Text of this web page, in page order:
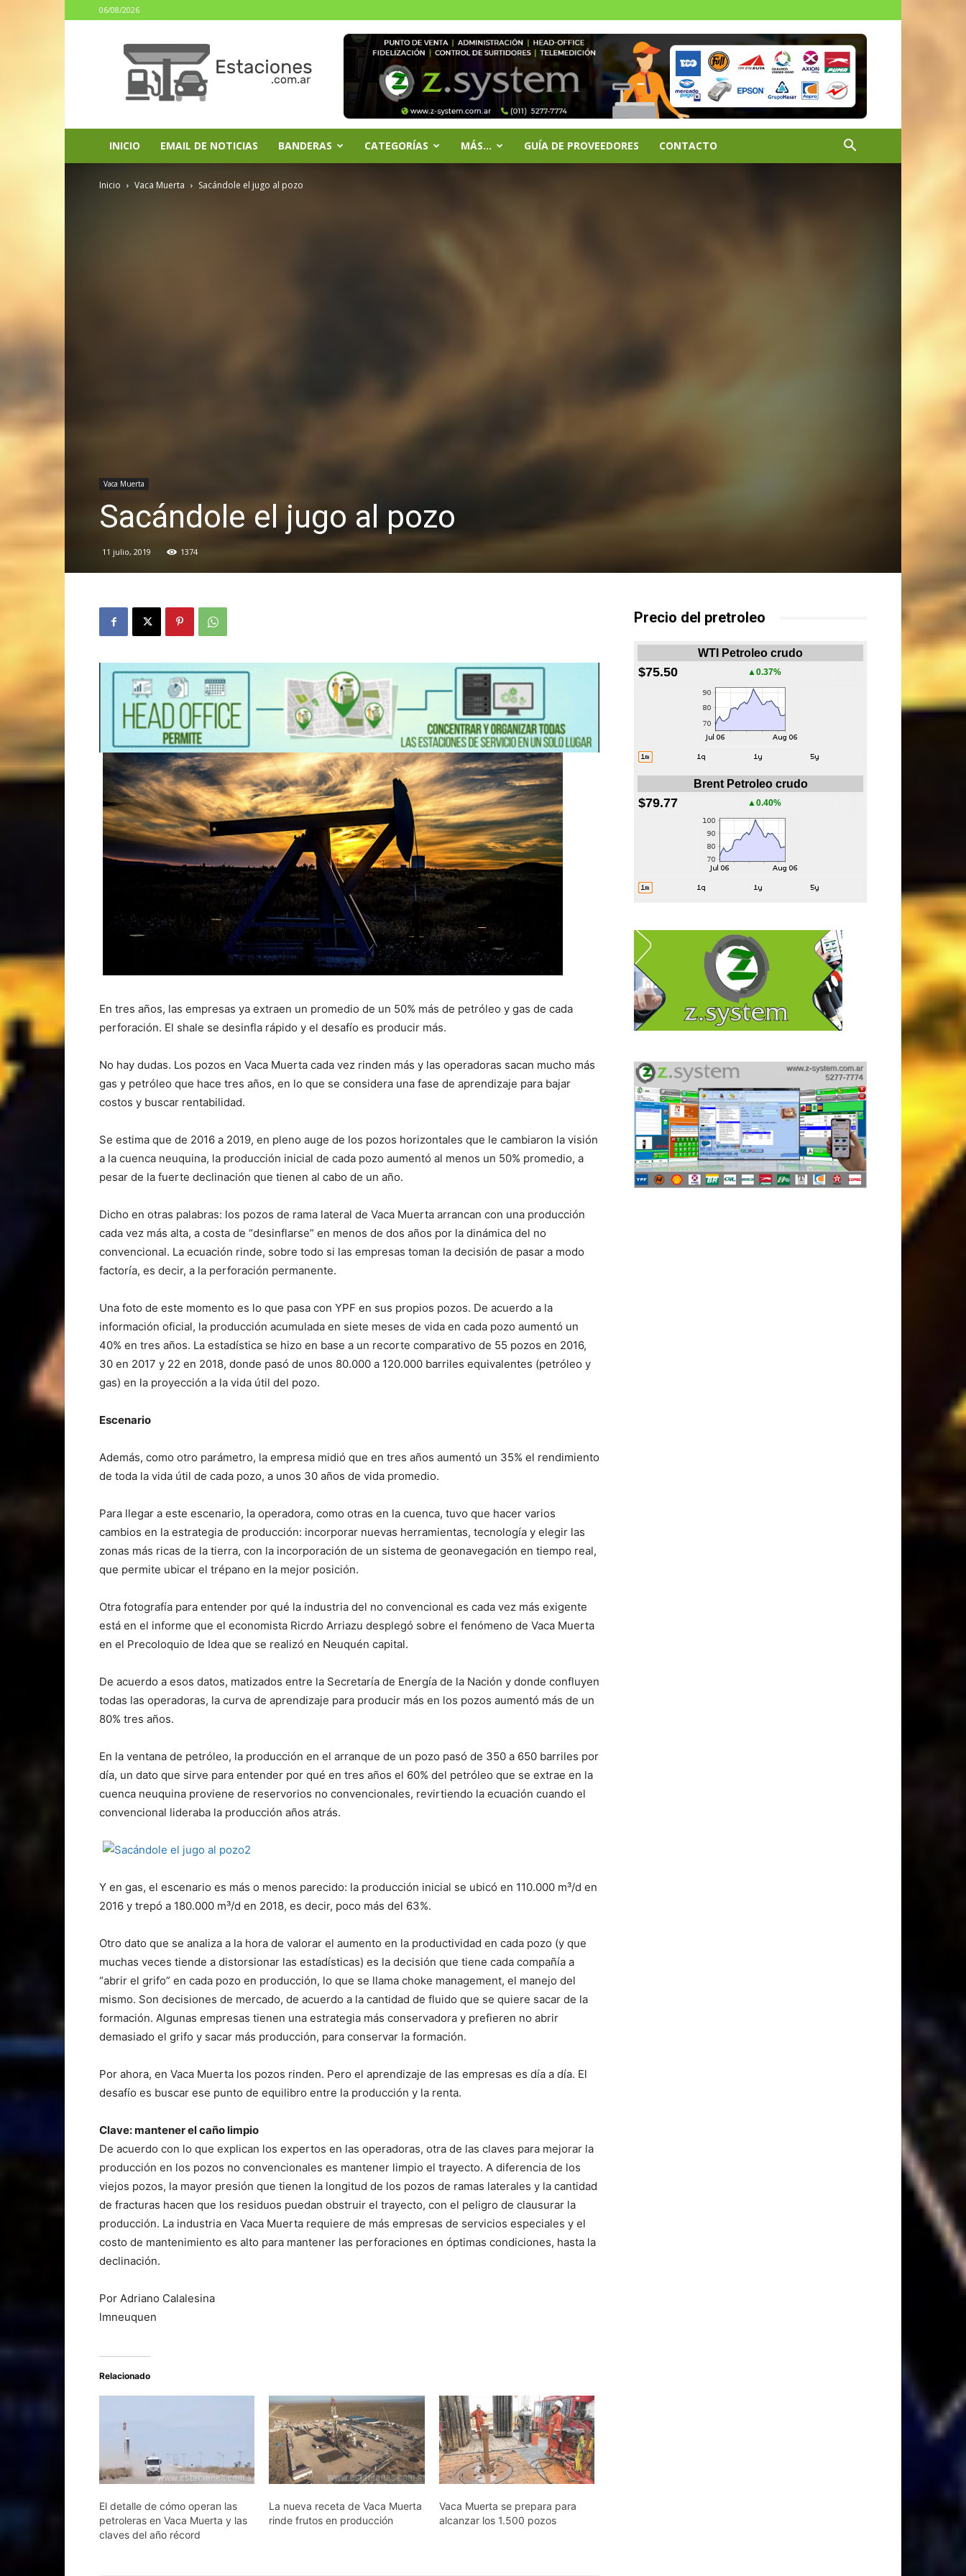
06/08/2026
INICIO EMAIL DE NOTICIAS BANDERAS CATEGORÍAS MÁS… GUÍA DE PROVEEDORES CONTACTO
Inicio Vaca Muerta Sacándole el jugo al pozo
Vaca Muerta
Sacándole el jugo al pozo
11 julio, 2019 1374
En tres años, las empresas ya extraen un promedio de un 50% más de petróleo y gas de cada
perforación. El shale se desinfla rápido y el desafío es producir más.
No hay dudas. Los pozos en Vaca Muerta cada vez rinden más y las operadoras sacan mucho más
gas y petróleo que hace tres años, en lo que se considera una fase de aprendizaje para bajar
costos y buscar rentabilidad.
Se estima que de 2016 a 2019, en pleno auge de los pozos horizontales que le cambiaron la visión
a la cuenca neuquina, la producción inicial de cada pozo aumentó al menos un 50% promedio, a
pesar de la fuerte declinación que tienen al cabo de un año.
Dicho en otras palabras: los pozos de rama lateral de Vaca Muerta arrancan con una producción
cada vez más alta, a costa de “desinflarse” en menos de dos años por la dinámica del no
convencional. La ecuación rinde, sobre todo si las empresas toman la decisión de pasar a modo
factoría, es decir, a la perforación permanente.
Una foto de este momento es lo que pasa con YPF en sus propios pozos. De acuerdo a la
información oficial, la producción acumulada en siete meses de vida en cada pozo aumentó un
40% en tres años. La estadística se hizo en base a un recorte comparativo de 55 pozos en 2016,
30 en 2017 y 22 en 2018, donde pasó de unos 80.000 a 120.000 barriles equivalentes (petróleo y
gas) en la proyección a la vida útil del pozo.
Escenario
Además, como otro parámetro, la empresa midió que en tres años aumentó un 35% el rendimiento
de toda la vida útil de cada pozo, a unos 30 años de vida promedio.
Para llegar a este escenario, la operadora, como otras en la cuenca, tuvo que hacer varios
cambios en la estrategia de producción: incorporar nuevas herramientas, tecnología y elegir las
zonas más ricas de la tierra, con la incorporación de un sistema de geonavegación en tiempo real,
que permite ubicar el trépano en la mejor posición.
Otra fotografía para entender por qué la industria del no convencional es cada vez más exigente
está en el informe que el economista Ricrdo Arriazu desplegó sobre el fenómeno de Vaca Muerta
en el Precoloquio de Idea que se realizó en Neuquén capital.
De acuerdo a esos datos, matizados entre la Secretaría de Energía de la Nación y donde confluyen
todas las operadoras, la curva de aprendizaje para producir más en los pozos aumentó más de un
80% tres años.
En la ventana de petróleo, la producción en el arranque de un pozo pasó de 350 a 650 barriles por
día, un dato que sirve para entender por qué en tres años el 60% del petróleo que se extrae en la
cuenca neuquina proviene de reservorios no convencionales, revirtiendo la ecuación cuando el
convencional lideraba la producción años atrás.
Y en gas, el escenario es más o menos parecido: la producción inicial se ubicó en 110.000 m³/d en
2016 y trepó a 180.000 m³/d en 2018, es decir, poco más del 63%.
Otro dato que se analiza a la hora de valorar el aumento en la productividad en cada pozo (y que
muchas veces tiende a distorsionar las estadísticas) es la decisión que tiene cada compañía a
“abrir el grifo” en cada pozo en producción, lo que se llama choke management, el manejo del
mismo. Son decisiones de mercado, de acuerdo a la cantidad de fluido que se quiere sacar de la
formación. Algunas empresas tienen una estrategia más conservadora y prefieren no abrir
demasiado el grifo y sacar más producción, para conservar la formación.
Por ahora, en Vaca Muerta los pozos rinden. Pero el aprendizaje de las empresas es día a día. El
desafío es buscar ese punto de equilibro entre la producción y la renta.
Clave: mantener el caño limpio
De acuerdo con lo que explican los expertos en las operadoras, otra de las claves para mejorar la
producción en los pozos no convencionales es mantener limpio el trayecto. A diferencia de los
viejos pozos, la mayor presión que tienen la longitud de los pozos de ramas laterales y la cantidad
de fracturas hacen que los residuos puedan obstruir el trayecto, con el peligro de clausurar la
producción. La industria en Vaca Muerta requiere de más empresas de servicios especiales y el
costo de mantenimiento es alto para mantener las perforaciones en óptimas condiciones, hasta la
declinación.
Por Adriano Calalesina
lmneuquen
Relacionado
El detalle de cómo operan las
petroleras en Vaca Muerta y las
claves del año récord
La nueva receta de Vaca Muerta
rinde frutos en producción
Vaca Muerta se prepara para
alcanzar los 1.500 pozos
Precio del pretroleo
WTI Petroleo crudo
$75.50 ▲0.37%
Brent Petroleo crudo
$79.77 ▲0.40%